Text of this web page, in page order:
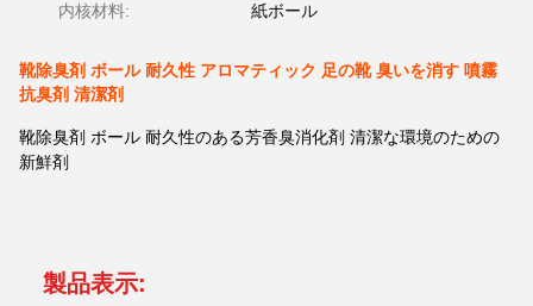
内核材料: 紙ボール
靴除臭剤 ボール 耐久性 アロマティック 足の靴 臭いを消す 噴霧
抗臭剤 清潔剤
靴除臭剤 ボール 耐久性のある芳香臭消化剤 清潔な環境のための
新鮮剤
製品表示: